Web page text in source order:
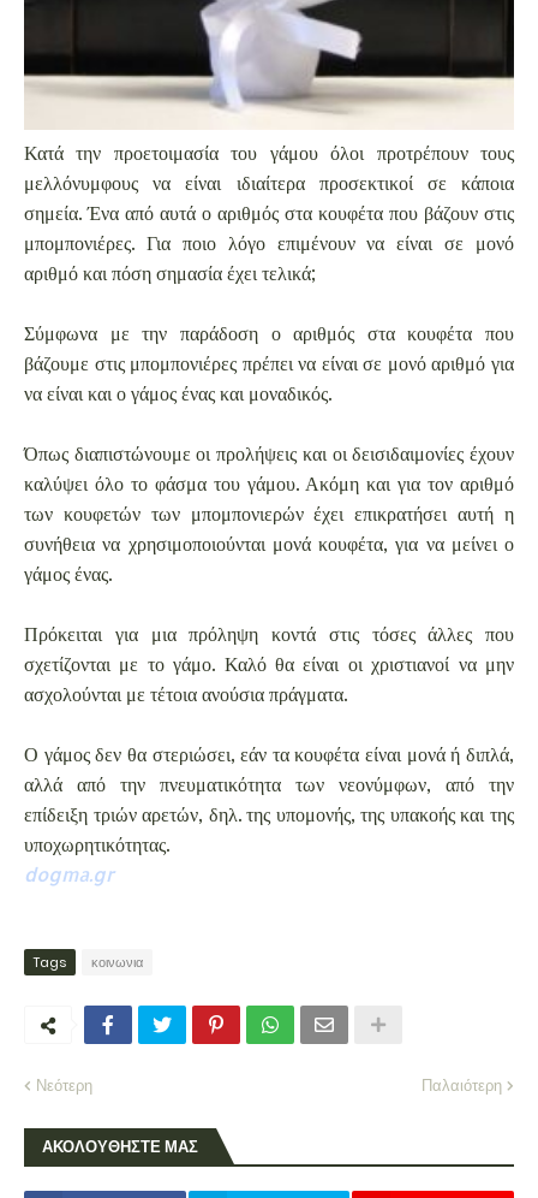
Κατά την προετοιμασία του γάμου όλοι προτρέπουν τους
μελλόνυμφους να είναι ιδιαίτερα προσεκτικοί σε κάποια
σημεία. Ένα από αυτά ο αριθμός στα κουφέτα που βάζουν στις
μπομπονιέρες. Για ποιο λόγο επιμένουν να είναι σε μονό
αριθμό και πόση σημασία έχει τελικά;
Σύμφωνα με την παράδοση ο αριθμός στα κουφέτα που
βάζουμε στις μπομπονιέρες πρέπει να είναι σε μονό αριθμό για
να είναι και ο γάμος ένας και μοναδικός.
Όπως διαπιστώνουμε οι προλήψεις και οι δεισιδαιμονίες έχουν
καλύψει όλο το φάσμα του γάμου. Ακόμη και για τον αριθμό
των κουφετών των μπομπονιερών έχει επικρατήσει αυτή η
συνήθεια να χρησιμοποιούνται μονά κουφέτα, για να μείνει ο
γάμος ένας.
Πρόκειται για μια πρόληψη κοντά στις τόσες άλλες που
σχετίζονται με το γάμο. Καλό θα είναι οι χριστιανοί να μην
ασχολούνται με τέτοια ανούσια πράγματα.
Ο γάμος δεν θα στεριώσει, εάν τα κουφέτα είναι μονά ή διπλά,
αλλά από την πνευματικότητα των νεονύμφων, από την
επίδειξη τριών αρετών, δηλ. της υπομονής, της υπακοής και της
υποχωρητικότητας.
dogma.gr
Tags κοινωνια
Νεότερη Παλαιότερη
ΑΚΟΛΟΥΘΗΣΤΕ ΜΑΣ